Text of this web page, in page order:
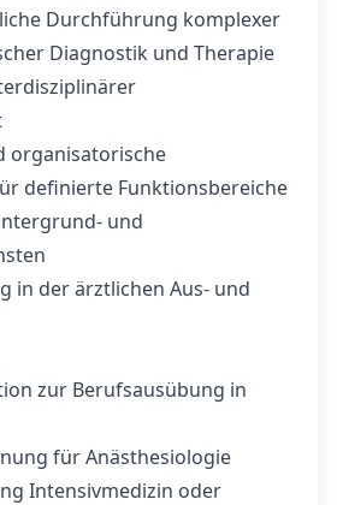
Durchführung komplexer
Diagnostik und Therapie
organisatorische
definierte Funktionsbereiche
und
in der ärztlichen Aus- und
zur Berufsausübung in
für Anästhesiologie
Intensivmedizin oder